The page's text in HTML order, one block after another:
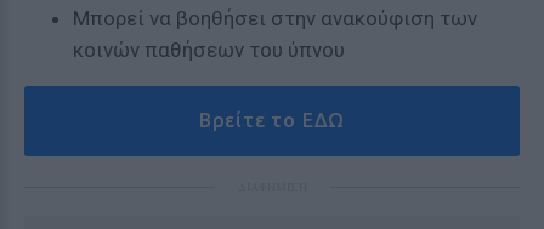
Μπορεί να βοηθήσει στην ανακούφιση των
κοινών παθήσεων του ύπνου
Βρείτε το ΕΔΩ